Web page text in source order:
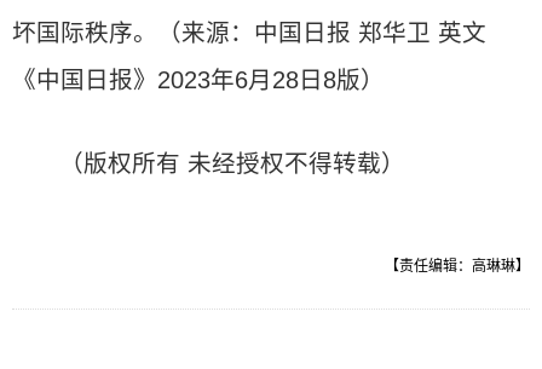
坏国际秩序。（来源：中国日报 郑华卫 英文
《中国日报》2023年6月28日8版）
（版权所有 未经授权不得转载）
【责任编辑：高琳琳】